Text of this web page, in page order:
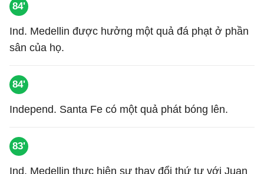
84'
Ind. Medellin được hưởng một quả đá phạt ở phần
sân của họ.
84'
Independ. Santa Fe có một quả phát bóng lên.
83'
Ind. Medellin thực hiện sự thay đổi thứ tư với Juan